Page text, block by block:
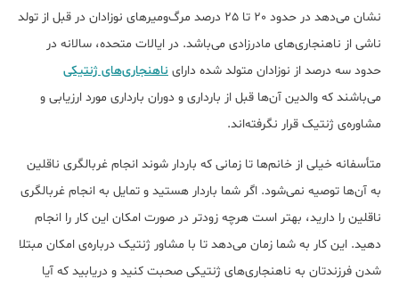
نشان می‌دهد در حدود 20 تا 25 درصد مرگ‌ومیرهای نوزادان در قبل از تولد
ناشی از ناهنجاری‌های مادرزادی می‌باشد. در ایالات متحده،‌ سالانه در
حدود سه درصد از نوزادان متولد شده دارای ناهنجاری‌های ژنتیکی
می‌باشند که والدین آن‌ها قبل از بارداری و دوران بارداری مورد ارزیابی و
مشاوره‌ی ژنتیک قرار نگرفته‌اند.
متأسفانه خیلی از خانم‌ها تا زمانی که باردار شوند انجام غربالگری ناقلین
به آن‌ها توصیه نمی‌شود. اگر شما باردار هستید و تمایل به انجام غربالگری
ناقلین را دارید، بهتر است هرچه زودتر در صورت امکان این کار را انجام
دهید. این کار به شما زمان می‌دهد تا با مشاور ژنتیک درباره‌ی امکان مبتلا
شدن فرزندتان به ناهنجاری‌های ژنتیکی صحبت کنید و دریابید که آیا